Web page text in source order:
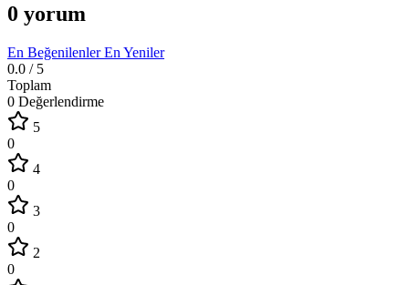
0 yorum
En BeğenilenlerEn Yeniler
0.0 / 5
Toplam
0 Değerlendirme
5
0
4
0
3
0
2
0